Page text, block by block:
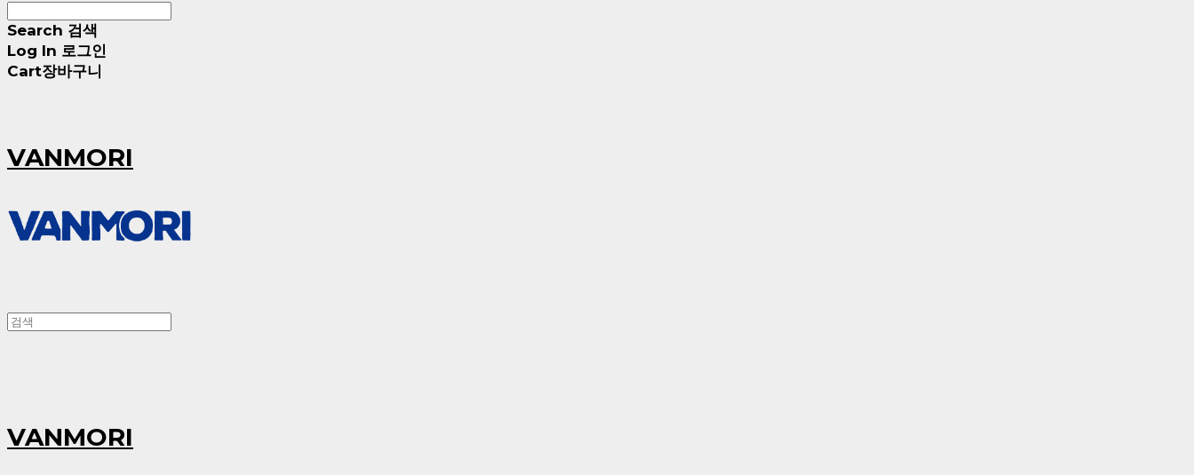
Search 검색
Log In 로그인
Cart장바구니
VANMORI
VANMORI